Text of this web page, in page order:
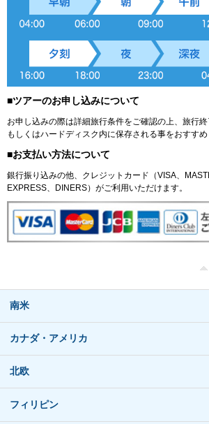
■ツアーのお申し込みについて
お申し込みの際は詳細旅行条件をご確認の上、旅行
もしくはハードディスク内に保存される事をおすすめ
■お支払い方法について
銀行振り込みの他、クレジットカード（VISA、
EXPRESS、DINERS）がご利用いただけます。
南米
カナダ・アメリカ
北欧
フィリピン